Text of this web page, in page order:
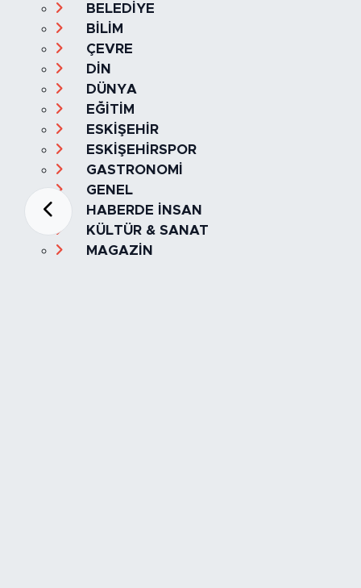
BELEDİYE
BİLİM
ÇEVRE
DİN
DÜNYA
EĞİTİM
ESKİŞEHİR
ESKİŞEHİRSPOR
GASTRONOMİ
GENEL
HABERDE İNSAN
KÜLTÜR & SANAT
MAGAZİN